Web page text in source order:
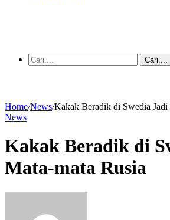
Cari....
Home/News/Kakak Beradik di Swedia Jadi
News
Kakak Beradik di
Mata-mata Rusia